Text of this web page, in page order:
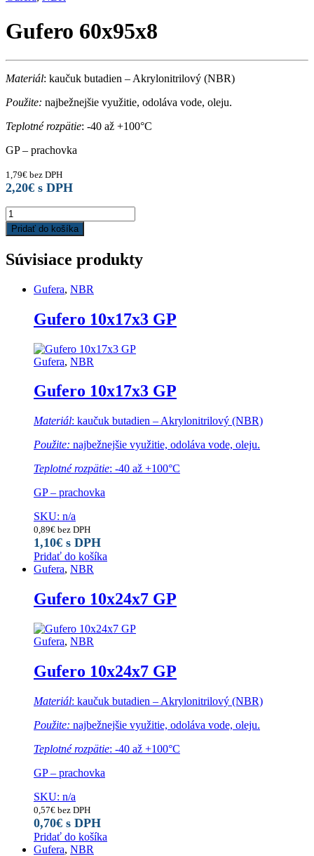
Gufero 60x95x8
Materiál: kaučuk butadien – Akrylonitrilový (NBR)
Použite: najbežnejšie využitie, odoláva vode, oleju.
Teplotné rozpätie: -40 až +100°C
GP – prachovka
1,79€ bez DPH
2,20€ s DPH
Gufero
60x95x8
quantity
Pridať do košíka
Súvisiace produkty
Gufera, NBR
Gufero 10x17x3 GP
Gufera, NBR
Gufero 10x17x3 GP
Materiál: kaučuk butadien – Akrylonitrilový (NBR)
Použite: najbežnejšie využitie, odoláva vode, oleju.
Teplotné rozpätie: -40 až +100°C
GP – prachovka
SKU: n/a
0,89€ bez DPH
1,10€ s DPH
Pridať do košíka
Gufera, NBR
Gufero 10x24x7 GP
Gufera, NBR
Gufero 10x24x7 GP
Materiál: kaučuk butadien – Akrylonitrilový (NBR)
Použite: najbežnejšie využitie, odoláva vode, oleju.
Teplotné rozpätie: -40 až +100°C
GP – prachovka
SKU: n/a
0,57€ bez DPH
0,70€ s DPH
Pridať do košíka
Gufera, NBR